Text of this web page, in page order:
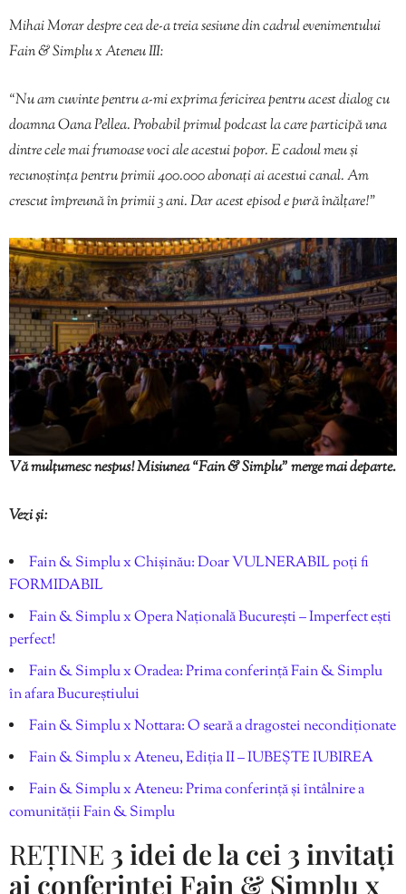
Mihai Morar despre cea de-a treia sesiune din cadrul evenimentului
Fain & Simplu x Ateneu III:
“Nu am cuvinte pentru a-mi exprima fericirea pentru acest dialog cu
doamna Oana Pellea. Probabil primul podcast la care participă una
dintre cele mai frumoase voci ale acestui popor. E cadoul meu și
recunoștința pentru primii 400.000 abonați ai acestui canal. Am
crescut împreună în primii 3 ani. Dar acest episod e pură înălțare!”
Vă mulțumesc nespus! Misiunea “Fain & Simplu” merge mai departe.
Vezi și:
Fain & Simplu x Chișinău: Doar VULNERABIL poți fi
FORMIDABIL
Fain & Simplu x Opera Națională București – Imperfect ești
perfect!
Fain & Simplu x Oradea: Prima conferință Fain & Simplu
în afara Bucureștiului
Fain & Simplu x Nottara: O seară a dragostei necondiționate
Fain & Simplu x Ateneu, Ediția II – IUBEȘTE IUBIREA
Fain & Simplu x Ateneu: Prima conferință și întâlnire a
comunității Fain & Simplu
REȚINE 3 idei de la cei 3 invitați
ai conferinței Fain & Simplu x